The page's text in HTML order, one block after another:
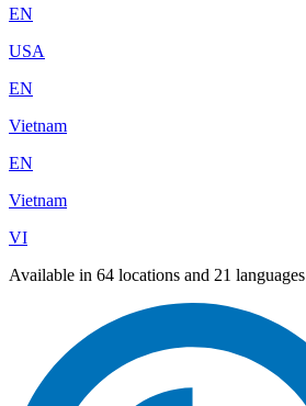
EN
USA
EN
Vietnam
EN
Vietnam
VI
Available in 64 locations and 21 languages